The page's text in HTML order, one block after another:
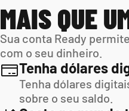
MAIS QUE
Sua conta Ready
com o seu dinheiro.
Tenha dólares
Tenha dólares
sobre o seu saldo.